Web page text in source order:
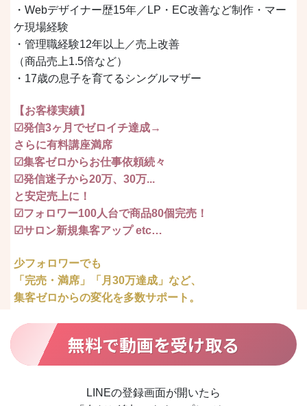
・Webデザイナー歴15年／LP・EC改善など制作・マー
ケ現場経験
・管理職経験12年以上／売上改善
（商品売上1.5倍など）
・17歳の息子を育てるシングルマザー
【お客様実績】
☑︎発信3ヶ月でゼロイチ達成→
さらに有料講座満席
☑︎集客ゼロからお仕事依頼続々
☑︎発信迷子から20万、30万...
と安定売上に！
☑︎フォロワー100人台で商品80個完売！
☑︎サロン新規集客アップ etc…
少フォロワーでも
「完売・満席」「月30万達成」など、
集客ゼロからの変化を多数サポート。
無料で動画を受け取る
LINEの登録画面が開いたら